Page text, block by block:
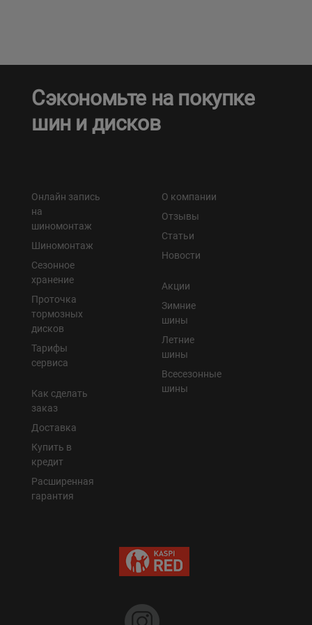
Сэкономьте на покупке
шин и дисков
Онлайн запись
на
шиномонтаж
Шиномонтаж
Сезонное
хранение
Проточка
тормозных
дисков
Тарифы
сервиса
Как сделать
заказ
Доставка
Купить в
кредит
Расширенная
гарантия
О компании
Отзывы
Статьи
Новости
Акции
Зимние
шины
Летние
шины
Всесезонные
шины
Кызылорда
Павлодар
Семей
Темиртау
Уральск
Шымкент
Экибастуз
Бишкек